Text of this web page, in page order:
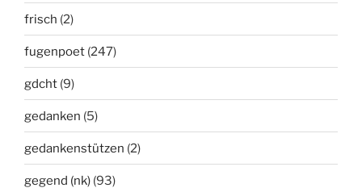
frisch (2)
fugenpoet (247)
gdcht (9)
gedanken (5)
gedankenstützen (2)
gegend (nk) (93)